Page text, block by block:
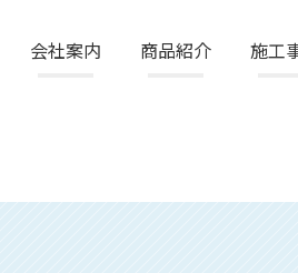
会社案内 商品紹介 施工